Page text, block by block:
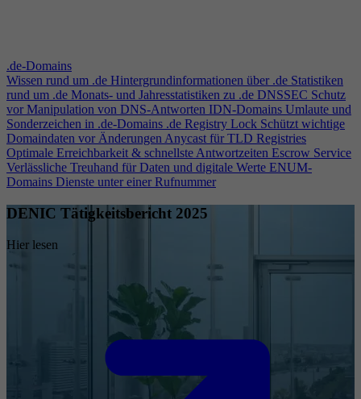
.de-Domains
Wissen rund um .de Hintergrundinformationen über .de Statistiken
rund um .de Monats- und Jahresstatistiken zu .de DNSSEC Schutz
vor Manipulation von DNS-Antworten IDN-Domains Umlaute und
Sonderzeichen in .de-Domains .de Registry Lock Schützt wichtige
Domaindaten vor ÄnderungenAnycast für TLD Registries
Optimale Erreichbarkeit & schnellste Antwortzeiten Escrow Service
Verlässliche Treuhand für Daten und digitale Werte ENUM-
Domains Dienste unter einer Rufnummer
DENIC Tätigkeitsbericht 2025
Hier lesen